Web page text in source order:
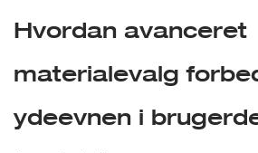
Hvordan avanceret
materialevalg
ydeevnen i